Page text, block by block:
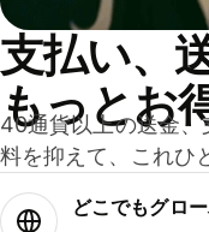
支払い、
もっとお
40通貨以上の送金、
料を抑えて、これひ
どこでもグ⁠ロ⁠